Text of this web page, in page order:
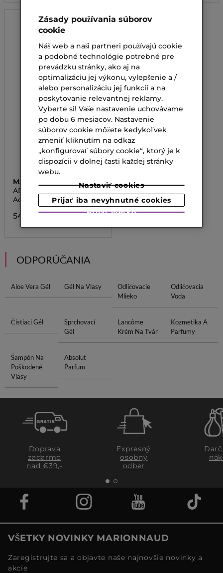
MARIONNAUD MAKE UP
ADVENT CALENDAR THE
ENCHANTED GARDEN
Adventný kalendár
54,00 €
ODPORÚČANIA
Aloe Vera Gél Gél Na Vlasy
Odličovacie
Mlieko
Odličovacia
Voda
Čistiaci Gél
Sprchovací
Gél
Lancôme
Krém Na Tvár
Kozmetika A
Parfumy
Šampón Na
Poškodené
Vlasy
Absolut
Parfum
Doprava
zadarmo
nad €39,-
Expresný
osobný
odber
VŠETKY NOVINKY MARIONNAUD
Zaregistrujte sa a objavte naše najnovšie novinky a
akcie
Zásady používania súborov
cookie
Náš web a naši partneri používajú cookie
a podobné technológie potrebné pre
prevádzku stránky, ako aj na
optimalizáciu jej výkonu, vylepšenie a /
alebo personalizáciu jej funkcií a na
poskytovanie relevantnej reklamy.
Vyberte si! Vaše nastavenie uchovávame
po dobu 6 mesiacov. Nastavenie
súborov cookie môžete kedykoľvek
zmeniť kliknutím na odkaz
„konfigurovať súbory cookie“, ktorý je k
dispozícii v dolnej časti každej stránky
webu.
Nastaviť cookies
Prijať iba nevyhnutné cookies
Prijať všetko